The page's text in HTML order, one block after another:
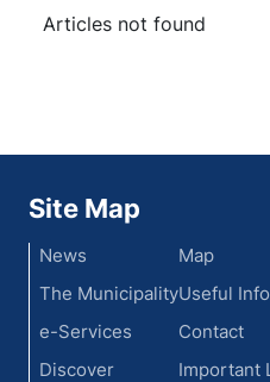
Articles not found
Site Map
News
The Municipality
e-Services
Discover
Map
Useful
Contact
Important